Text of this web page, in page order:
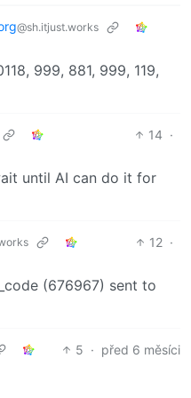
@sh.itjust.works
999, 881, 999, 119,
14 ·
until AI can do it for
12 ·
(676967) sent to
5 · před 6 měsíci